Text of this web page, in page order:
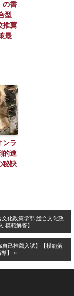
の書
型
推薦
最
ンラ
的進
秘訣
化政策学部 総合文化政
模範解答】
自己推薦入試】【模範解
導】 »